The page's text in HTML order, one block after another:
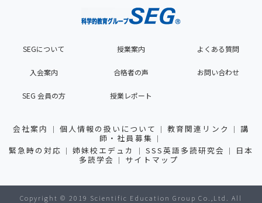
SEGについて 授業案内 よくある質問
入会案内 合格者の声 お問い合わせ
SEG 会員の方 授業レポート
会社案内 個人情報の扱いについて 教育関連リンク
講
師・社員募集
緊急時の対応
姉妹校エデュカ SSS英語多読研究会
日本
多読学会
サイトマップ
Copyright © 2019 Scientific Education Group Co.,Ltd. All